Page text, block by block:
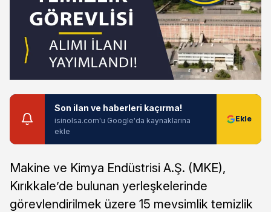
Son ilan ve haberleri kaçırma!
isinolsa.com'u Google'da kaynaklarına
ekle
Makine ve Kimya Endüstrisi A.Ş. (MKE),
Kırıkkale’de bulunan yerleşkelerinde
görevlendirilmek üzere 15 mevsimlik temizlik